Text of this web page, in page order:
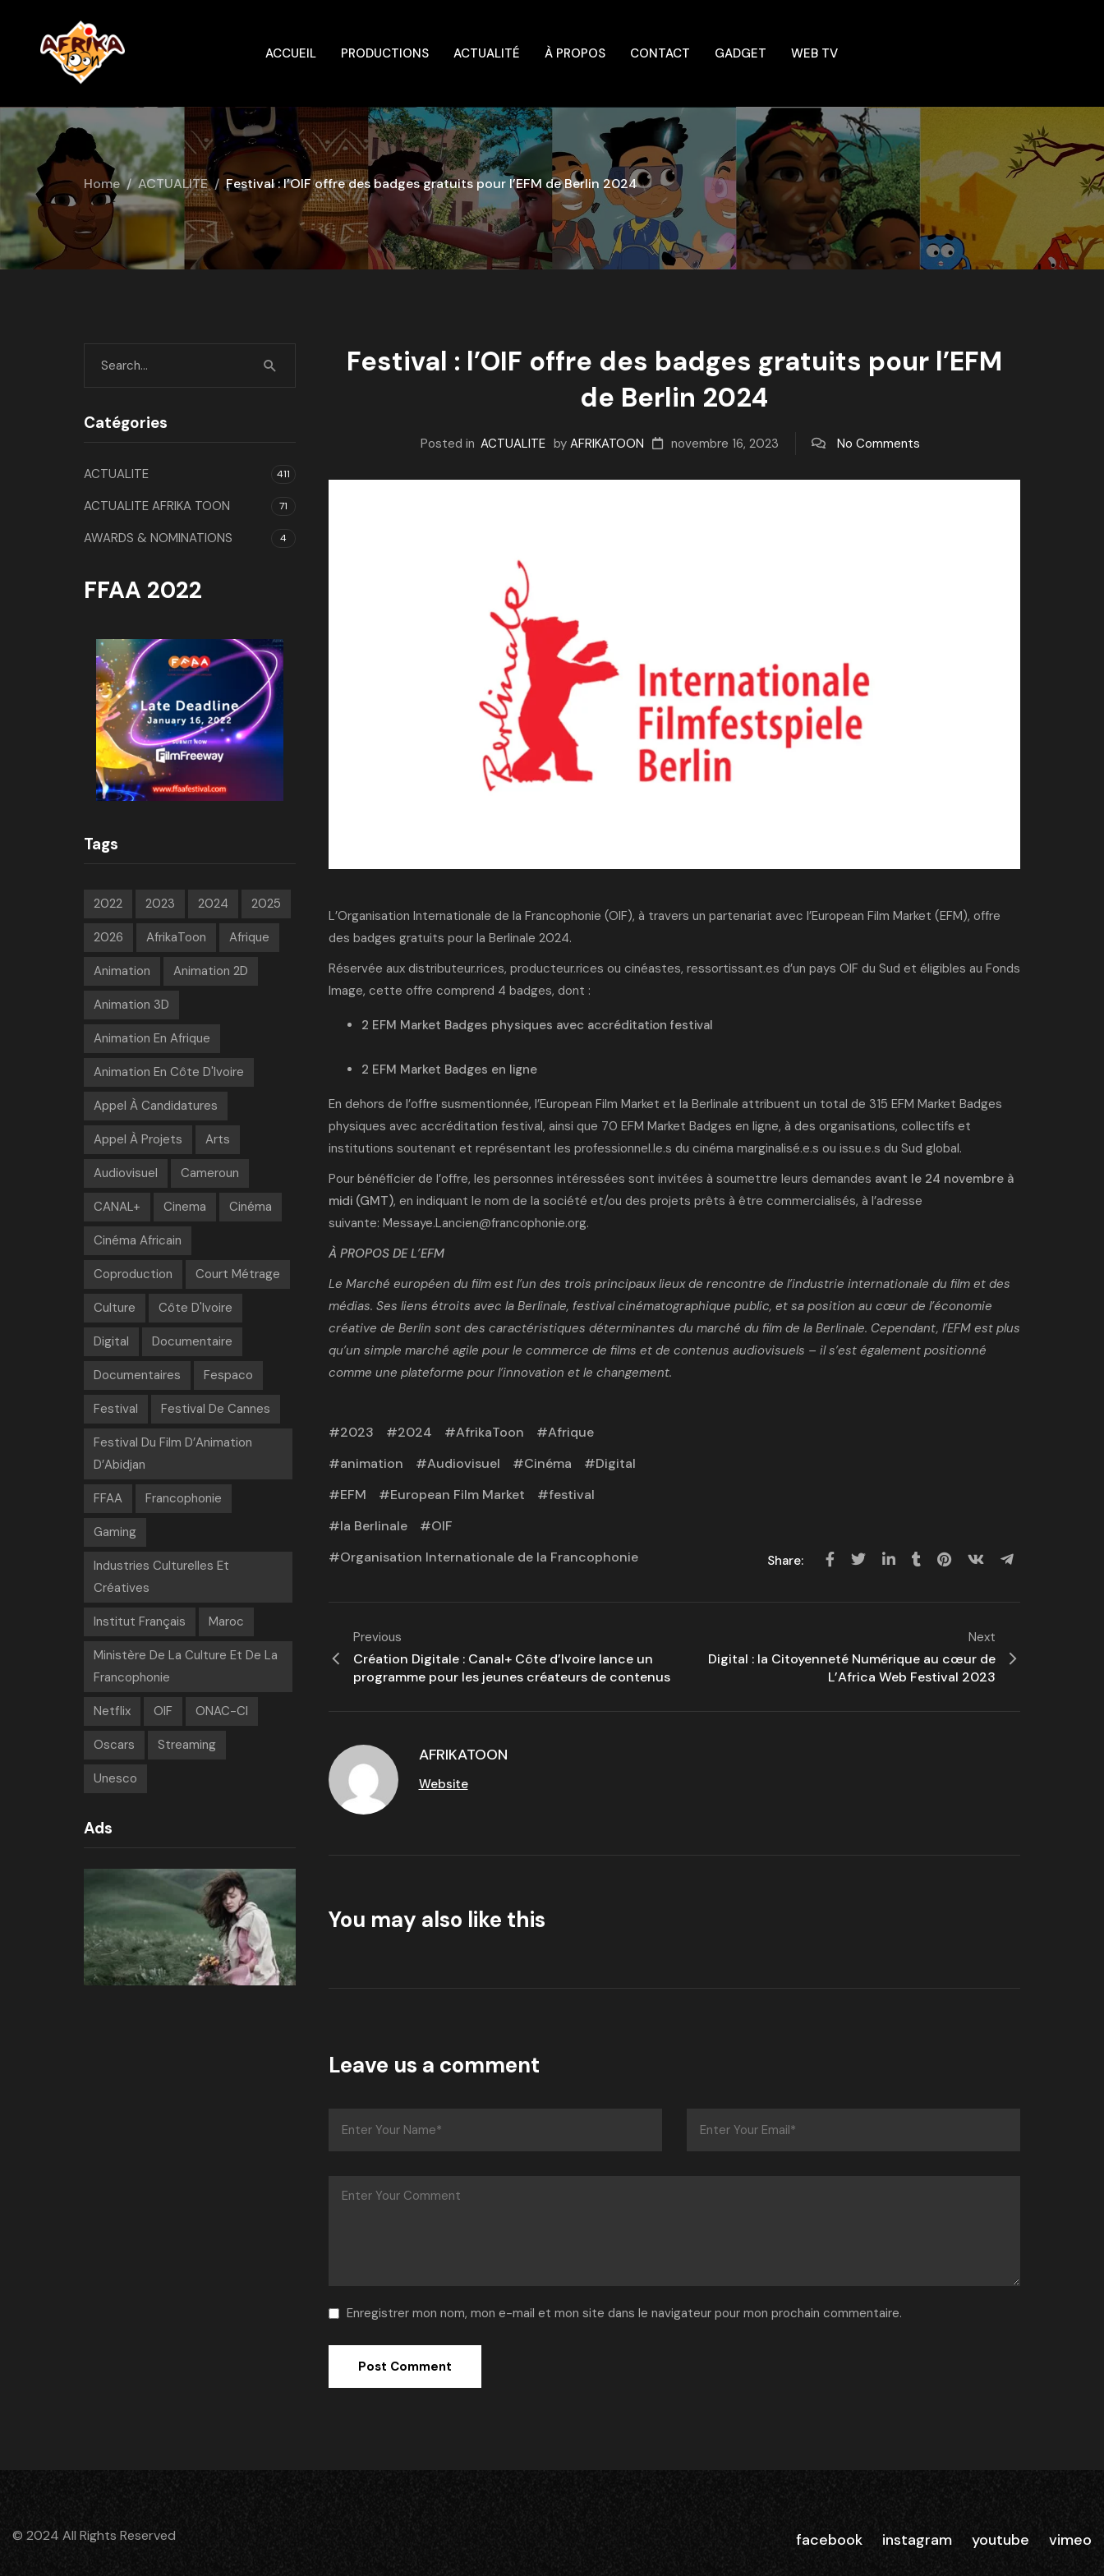
ACCUEIL PRODUCTIONS ACTUALITÉ À PROPOS CONTACT GADGET WEB TV
Home ACTUALITE Festival : l’OIF offre des badges gratuits pour l’EFM de Berlin 2024
Festival : l’OIF offre des badges gratuits pour l’EFM
de Berlin 2024
Posted in ACTUALITE by AFRIKATOON novembre 16, 2023 No Comments
L’Organisation Internationale de la Francophonie (OIF), à travers un partenariat avec l’European Film Market (EFM), offre
des badges gratuits pour la Berlinale 2024.
Réservée aux distributeur.rices, producteur.rices ou cinéastes, ressortissant.es d’un pays OIF du Sud et éligibles au Fonds
Image, cette offre comprend 4 badges, dont :
2 EFM Market Badges physiques avec accréditation festival
2 EFM Market Badges en ligne
En dehors de l’offre susmentionnée, l’European Film Market et la Berlinale attribuent un total de 315 EFM Market Badges
physiques avec accréditation festival, ainsi que 70 EFM Market Badges en ligne, à des organisations, collectifs et
institutions soutenant et représentant les professionnel.le.s du cinéma marginalisé.e.s ou issu.e.s du Sud global.
Pour bénéficier de l’offre, les personnes intéressées sont invitées à soumettre leurs demandes avant le 24 novembre à
midi (GMT), en indiquant le nom de la société et/ou des projets prêts à être commercialisés, à l’adresse
suivante: Messaye.Lancien@francophonie.org.
À PROPOS DE L’EFM
Le Marché européen du film est l’un des trois principaux lieux de rencontre de l’industrie internationale du film et des
médias. Ses liens étroits avec la Berlinale, festival cinématographique public, et sa position au cœur de l’économie
créative de Berlin sont des caractéristiques déterminantes du marché du film de la Berlinale. Cependant, l’EFM est plus
qu’un simple marché agile pour le commerce de films et de contenus audiovisuels – il s’est également positionné
comme une plateforme pour l’innovation et le changement.
2023 2024 AfrikaToon
Afrique
animation
Audiovisuel Cinéma
Digital
EFM
European Film Market
festival
la Berlinale
OIF
Organisation Internationale de la Francophonie
Share:
Previous
Création Digitale : Canal+ Côte d’Ivoire lance un
programme pour les jeunes créateurs de contenus
Next
Digital : la Citoyenneté Numérique au cœur de
L’Africa Web Festival 2023
AFRIKATOON
Website
You may also like this
Leave us a comment
Enregistrer mon nom, mon e-mail et mon site dans le navigateur pour mon prochain commentaire.
Catégories
ACTUALITE 411
ACTUALITE AFRIKA TOON 71
AWARDS & NOMINATIONS 4
FFAA 2022
Tags
2022 2023 2024 2025
2026 AfrikaToon Afrique
Animation Animation 2D
Animation 3D
Animation En Afrique
Animation En Côte D'Ivoire
Appel À Candidatures
Appel À Projets Arts
Audiovisuel Cameroun
CANAL+ Cinema Cinéma
Cinéma Africain
Coproduction Court Métrage
Culture Côte D'Ivoire
Digital Documentaire
Documentaires Fespaco
Festival Festival De Cannes
Festival Du Film D’Animation
D’Abidjan
FFAA Francophonie
Gaming
Industries Culturelles Et
Créatives
Institut Français Maroc
Ministère De La Culture Et De La
Francophonie
Netflix OIF ONAC-CI
Oscars Streaming
Unesco
Ads
© 2024 All Rights Reserved facebook instagram youtube vimeo